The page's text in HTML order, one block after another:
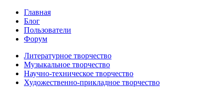
Главная
Блог
Пользователи
Форум
Литературное творчество
Музыкальное творчество
Научно-техническое творчество
Художественно-прикладное творчество